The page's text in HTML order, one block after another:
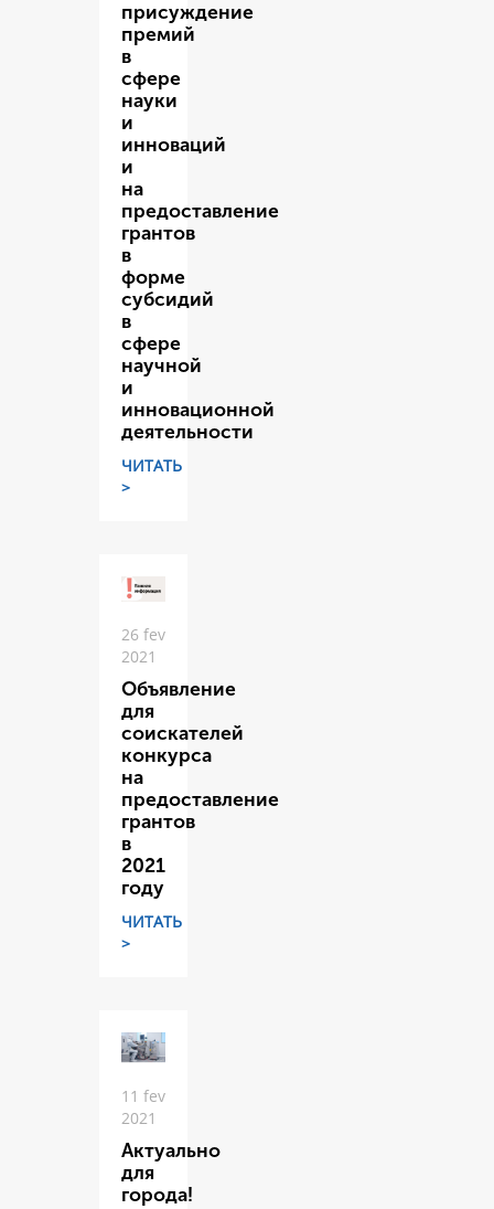
присуждение
премий
в
сфере
науки
и
инноваций
и
на
предоставление
грантов
в
форме
субсидий
в
сфере
научной
и
инновационной
деятельности
ЧИТАТЬ
>
26 fev
2021
Объявление
для
соискателей
конкурса
на
предоставление
грантов
в
2021
году
ЧИТАТЬ
>
11 fev
2021
Актуально
для
города!